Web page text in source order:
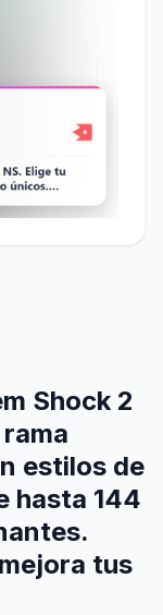
Shock 2
estilos de
hasta 144
tus